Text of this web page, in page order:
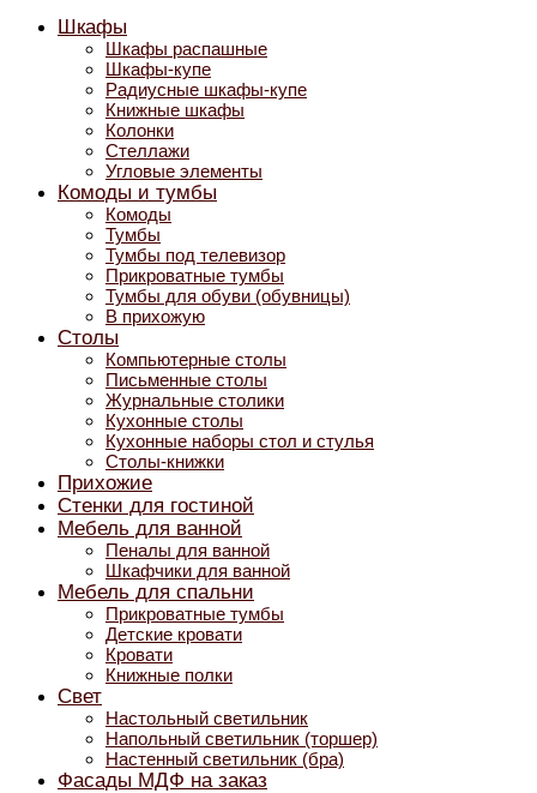
Шкафы
Шкафы распашные
Шкафы-купе
Радиусные шкафы-купе
Книжные шкафы
Колонки
Стеллажи
Угловые элементы
Комоды и тумбы
Комоды
Тумбы
Тумбы под телевизор
Прикроватные тумбы
Тумбы для обуви (обувницы)
В прихожую
Столы
Компьютерные столы
Письменные столы
Журнальные столики
Кухонные столы
Кухонные наборы стол и стулья
Столы-книжки
Прихожие
Стенки для гостиной
Мебель для ванной
Пеналы для ванной
Шкафчики для ванной
Мебель для спальни
Прикроватные тумбы
Детские кровати
Кровати
Книжные полки
Свет
Настольный светильник
Напольный светильник (торшер)
Настенный светильник (бра)
Фасады МДФ на заказ